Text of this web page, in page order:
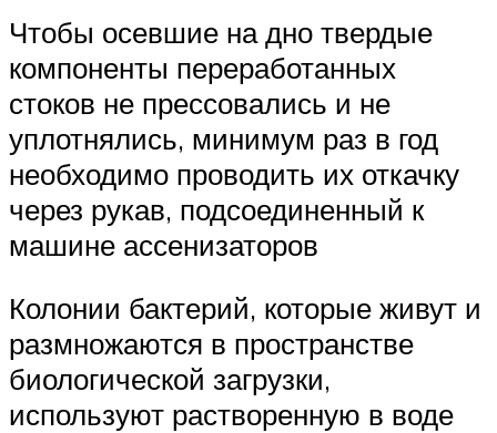
Чтобы осевшие на дно твердые
компоненты переработанных
стоков не прессовались и не
уплотнялись, минимум раз в год
необходимо проводить их откачку
через рукав, подсоединенный к
машине ассенизаторов
Колонии бактерий, которые живут и
размножаются в пространстве
биологической загрузки,
используют растворенную в воде